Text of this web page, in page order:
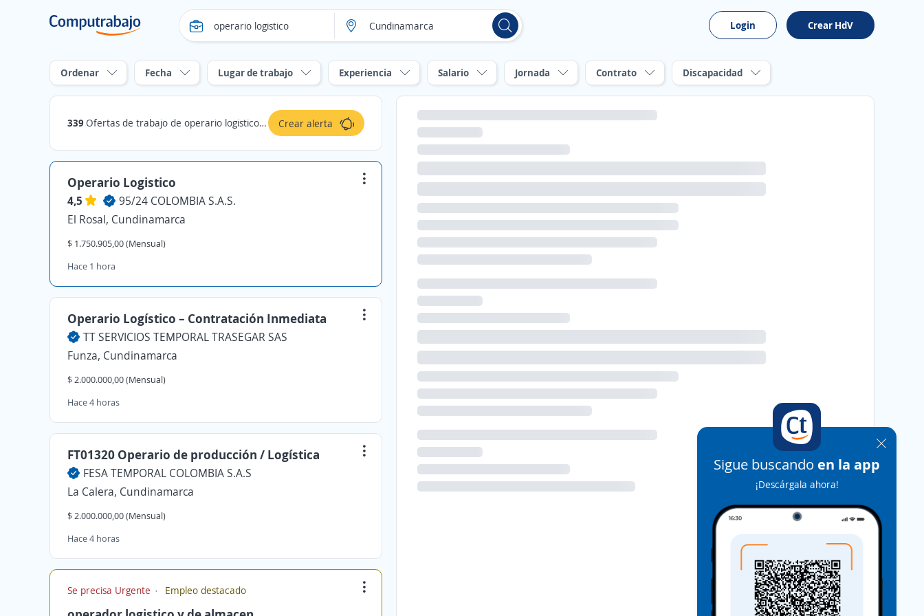
Login Crear HdV
Ordenar Fecha Lugar de trabajo Experiencia Salario Jornada Contrato Discapacidad
339 Ofertas de trabajo de operario logistico en Cundinamarca Crear alerta
Operario Logistico
4,5
95/24 COLOMBIA S.A.S.
El Rosal, Cundinamarca
$ 1.750.905,00 (Mensual)
Hace 1 hora
Operario Logístico – Contratación Inmediata
TT SERVICIOS TEMPORAL TRASEGAR SAS
Funza, Cundinamarca
$ 2.000.000,00 (Mensual)
Hace 4 horas
FT01320 Operario de producción / Logística
FESA TEMPORAL COLOMBIA S.A.S
La Calera, Cundinamarca
$ 2.000.000,00 (Mensual)
Hace 4 horas
Se precisa Urgente Empleo destacado
Sigue buscando en la app
¡Descárgala ahora!